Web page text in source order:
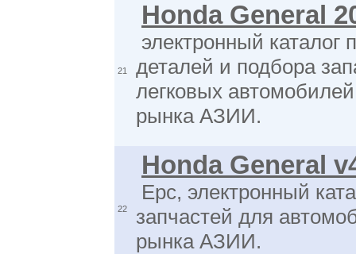
21
Honda General
электронный каталог
деталей и подбора
легковых
рынка АЗИИ.
22
Honda General
Epc, электронный
запчастей для
рынка АЗИИ.